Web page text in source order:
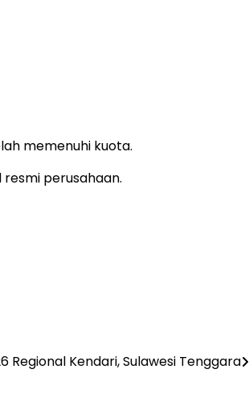
memenuhi kuota.
perusahaan.
Regional Kendari, Sulawesi Tenggara